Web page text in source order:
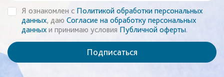
Я ознакомлен с Политикой обработки персональных
данных, даю Согласие на обработку персональных
данныхи принимаю условия Публичной оферты.
Подписаться